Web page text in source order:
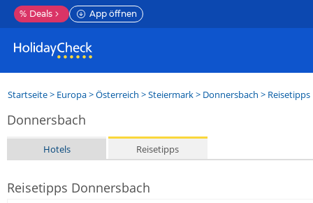
% Deals App öffnen
Startseite> Europa>Österreich >Steiermark> Donnersbach > Reisetipps
Donnersbach
Hotels Reisetipps
Reisetipps Donnersbach